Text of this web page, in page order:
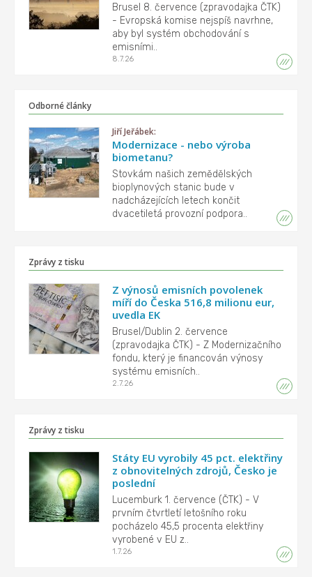
Brusel 8. července (zpravodajka ČTK)
- Evropská komise nejspíš navrhne,
aby byl systém obchodování s
emisními..
8.7.26
Odborné články
Jiří Jeřábek:
Modernizace - nebo výroba
biometanu?
Stovkám našich zemědělských
bioplynových stanic bude v
nadcházejících letech končit
dvacetiletá provozní podpora..
Zprávy z tisku
Z výnosů emisních povolenek
míří do Česka 516,8 milionu eur,
uvedla EK
Brusel/Dublin 2. července
(zpravodajka ČTK) - Z Modernizačního
fondu, který je financován výnosy
systému emisních..
2.7.26
Zprávy z tisku
Státy EU vyrobily 45 pct. elektřiny
z obnovitelných zdrojů, Česko je
poslední
Lucemburk 1. července (ČTK) - V
prvním čtvrtletí letošního roku
pocházelo 45,5 procenta elektřiny
vyrobené v EU z..
1.7.26